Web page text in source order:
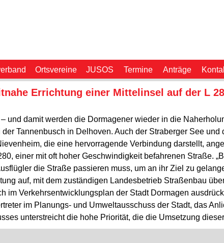
Ortsvereine JUSOS Termine Anträge
Errichtung einer Mittelinsel auf der L
und damit werden die Dormagener wieder in die
Tannenbusch in Delhoven. Auch der Straberger See
die eine hervorragende Verbindung darstellt,
einer mit oft hoher Geschwindigkeit befahrenen Straße.
die Straße passieren muss, um an ihr Ziel zu
auf, mit dem zuständigen Landesbetrieb Straßenbau
im Verkehrsentwicklungsplan der Stadt Dormagen
im Planungs- und Umweltausschuss der Stadt, das
unterstreicht die hohe Priorität, die die Umsetzung